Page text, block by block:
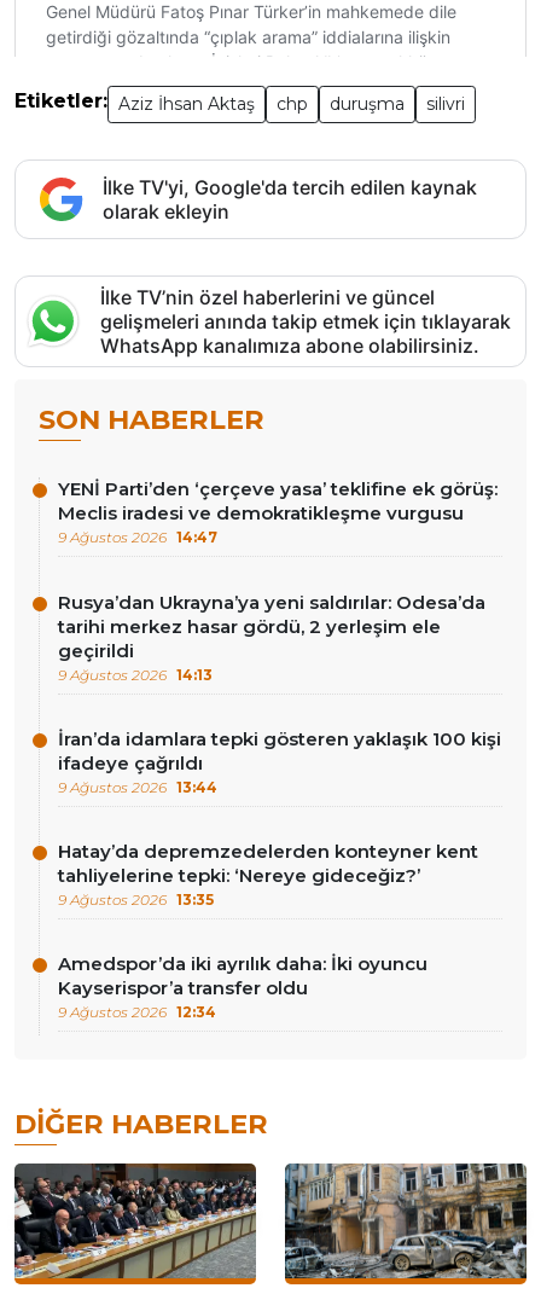
Etiketler: Aziz İhsan Aktaş chp duruşma silivri
İlke TV'yi, Google'da tercih edilen kaynak
olarak ekleyin
İlke TV’nin özel haberlerini ve güncel
gelişmeleri anında takip etmek için tıklayarak
WhatsApp kanalımıza abone olabilirsiniz.
SON HABERLER
YENİ Parti’den ‘çerçeve yasa’ teklifine ek görüş:
Meclis iradesi ve demokratikleşme vurgusu
9 Ağustos 2026 14:47
Rusya’dan Ukrayna’ya yeni saldırılar: Odesa’da
tarihi merkez hasar gördü, 2 yerleşim ele
geçirildi
9 Ağustos 2026 14:13
İran’da idamlara tepki gösteren yaklaşık 100 kişi
ifadeye çağrıldı
9 Ağustos 2026 13:44
Hatay’da depremzedelerden konteyner kent
tahliyelerine tepki: ‘Nereye gideceğiz?’
9 Ağustos 2026 13:35
Amedspor’da iki ayrılık daha: İki oyuncu
Kayserispor’a transfer oldu
9 Ağustos 2026 12:34
DIĞER HABERLER